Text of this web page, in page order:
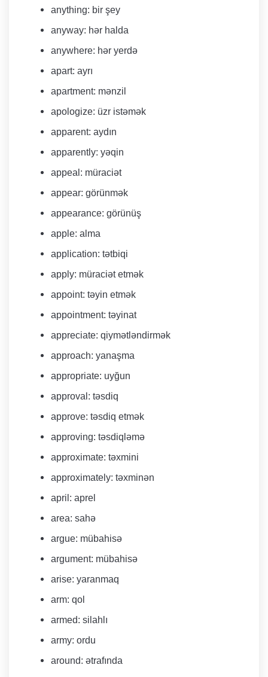
anything: bir şey
​anyway: hər halda
anywhere: hər yerdə
apart: ayrı
apartment: mənzil
apologize: üzr istəmək
apparent: aydın
apparently: yəqin
appeal: müraciət
appear: görünmək
appearance: görünüş
apple: alma
application: tətbiqi
apply: müraciət etmək
appoint: təyin etmək
appointment: təyinat
appreciate: qiymətləndirmək
approach: yanaşma
appropriate: uyğun
approval: təsdiq
approve: təsdiq etmək
approving: təsdiqləmə
approximate: təxmini
approximately: təxminən
april: aprel
area: sahə
argue: mübahisə
argument: mübahisə
arise: yaranmaq
arm: qol
armed: silahlı
army: ordu
around: ətrafında